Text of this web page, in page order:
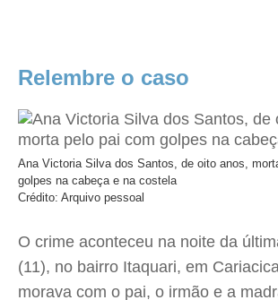
Relembre o caso
Ana Victoria Silva dos Santos, de oito anos,
golpes na cabeça e na costela
Crédito: Arquivo pessoal
O crime aconteceu na noite da
(11), no bairro Itaquari, em
morava com o pai, o irmão e a